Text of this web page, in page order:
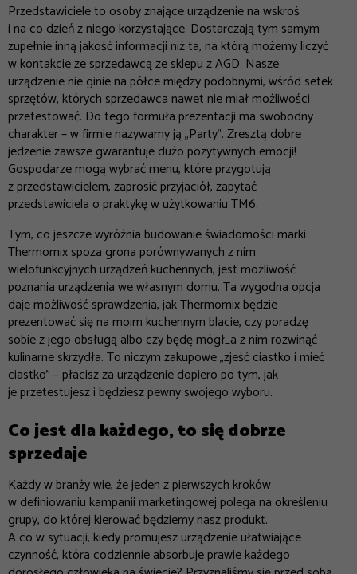
Przedstawiciele to osoby znające urządzenie na wskroś
i na co dzień z niego korzystające. Dostarczają tym samym
zupełnie inną jakość informacji niż ta, na którą możemy liczyć
w kontakcie ze sprzedawcą ze sklepu z AGD. Nasze
urządzenie nie ginie na półce między podobnymi, wśród setek
sprzętów, których sprzedawca nawet nie miał możliwości
przetestować. Do tego formuła prezentacji ma swobodny
charakter – w firmie nazywamy ją „Party”. Zresztą dobre
jedzenie zawsze gwarantuje dużo pozytywnych emocji!
Gospodarze mogą wybrać menu, które przygotują
z przedstawicielem, zaprosić przyjaciół, zapytać
przedstawiciela o praktykę w użytkowaniu TM6.
Tym, co jeszcze wyróżnia budowanie świadomości marki
Thermomix spoza grona porównywanych z nim
wielofunkcyjnych urządzeń kuchennych, jest możliwość
poznania urządzenia we własnym domu. Ta wygodna opcja
daje możliwość sprawdzenia, jak Thermomix będzie
prezentować się na moim kuchennym blacie, czy poradzę
sobie z jego obsługą albo czy będę mógł_a z nim rozwinąć
kulinarne skrzydła. To niczym zakupowe „zjeść ciastko i mieć
ciastko” – płacisz za urządzenie dopiero po tym, jak
je przetestujesz i będziesz pewny swojego wyboru.
Co jest dla każdego, to się dobrze
sprzedaje
Każdy w branży wie, że jeden z pierwszych kroków
w definiowaniu kampanii marketingowej polega na określeniu
grupy, do której kierować będziemy nasz produkt.
A co w sytuacji, kiedy promujesz urządzenie ułatwiające
czynność, która codziennie absorbuje prawie każdego